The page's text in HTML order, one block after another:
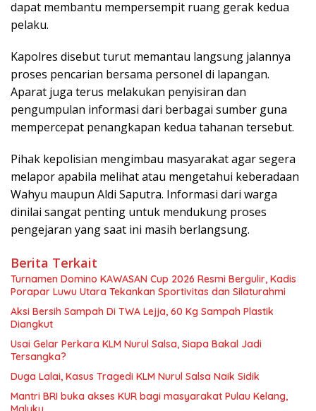
dapat membantu mempersempit ruang gerak kedua
pelaku.
Kapolres disebut turut memantau langsung jalannya
proses pencarian bersama personel di lapangan.
Aparat juga terus melakukan penyisiran dan
pengumpulan informasi dari berbagai sumber guna
mempercepat penangkapan kedua tahanan tersebut.
Pihak kepolisian mengimbau masyarakat agar segera
melapor apabila melihat atau mengetahui keberadaan
Wahyu maupun Aldi Saputra. Informasi dari warga
dinilai sangat penting untuk mendukung proses
pengejaran yang saat ini masih berlangsung.
Berita Terkait
Turnamen Domino KAWASAN Cup 2026 Resmi Bergulir, Kadis
Porapar Luwu Utara Tekankan Sportivitas dan Silaturahmi
Aksi Bersih Sampah Di TWA Lejja, 60 Kg Sampah Plastik
Diangkut
‎Usai Gelar Perkara KLM Nurul Salsa, Siapa Bakal Jadi
Tersangka?
Duga Lalai, Kasus Tragedi KLM Nurul Salsa Naik Sidik
Mantri BRI buka akses KUR bagi masyarakat Pulau Kelang,